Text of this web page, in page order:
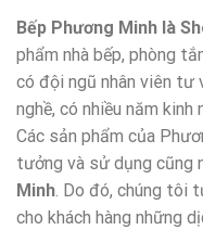
Bếp Phương Minh là
phẩm nhà bếp, phòng
có đội ngũ nhân viên tư
nghề, có nhiều năm kinh
Các sản phẩm của
tưởng và sử dụng cũng
Minh. Do đó, chúng tôi
cho khách hàng những